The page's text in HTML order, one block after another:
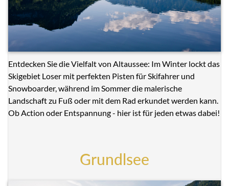
Entdecken Sie die Vielfalt von Altaussee: Im Winter lockt das
Skigebiet Loser mit perfekten Pisten für Skifahrer und
Snowboarder, während im Sommer die malerische
Landschaft zu Fuß oder mit dem Rad erkundet werden kann.
Ob Action oder Entspannung - hier ist für jeden etwas dabei!
Grundlsee